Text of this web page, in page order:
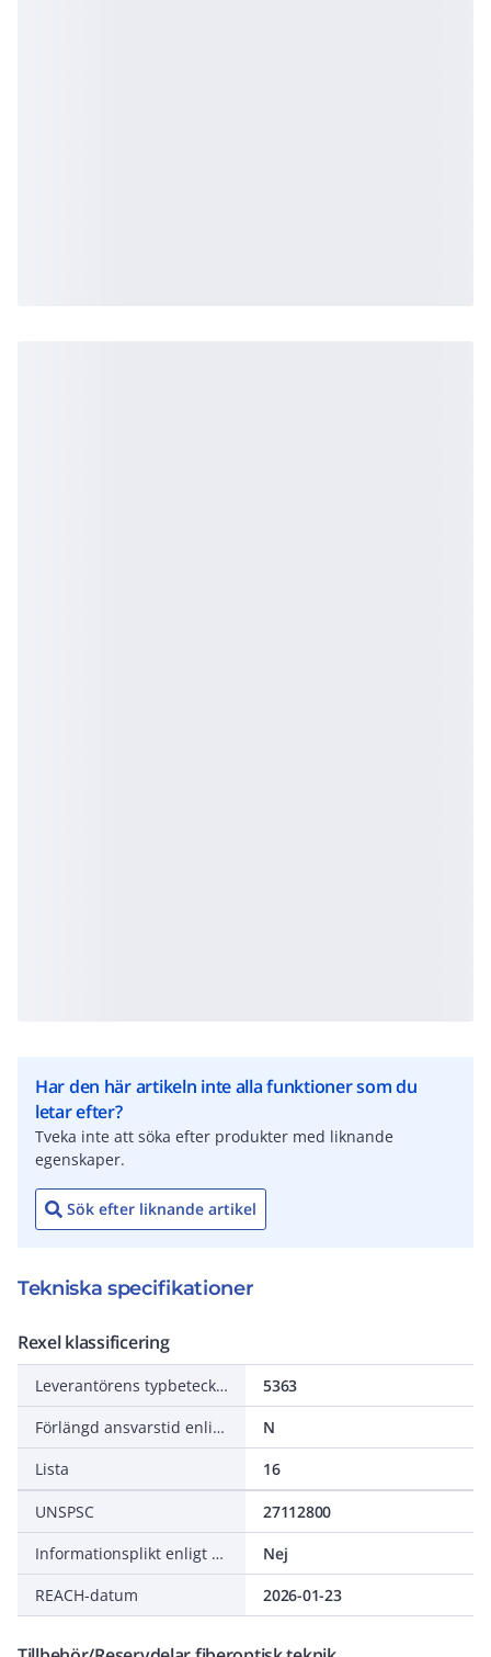
Har den här artikeln inte alla funktioner som du
letar efter?
Tveka inte att söka efter produkter med liknande
egenskaper.
Sök efter liknande artikel
Tekniska specifikationer
Rexel klassificering
Leverantörens typbeteckning
5363
Förlängd ansvarstid enligt ALEM-09
N
Lista
16
UNSPSC
27112800
Informationsplikt enligt REACH
Nej
REACH-datum
2026-01-23